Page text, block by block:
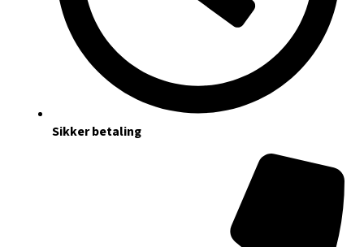
Sikker betaling